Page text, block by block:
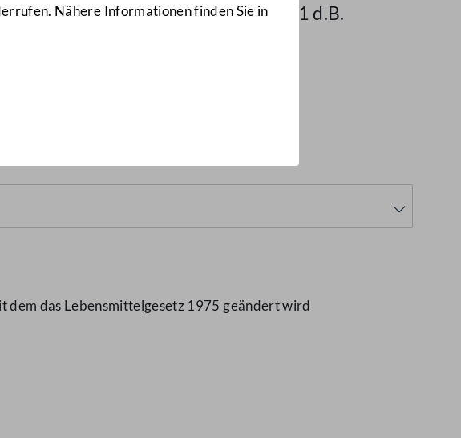
Nähere Informationen finden Sie in1101 d.B.
dem das Lebensmittelgesetz 1975 geändert wird